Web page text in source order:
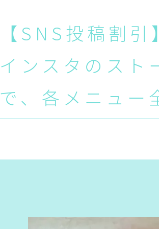
【SNS投稿割引
インスタのスト
で、各メニュー